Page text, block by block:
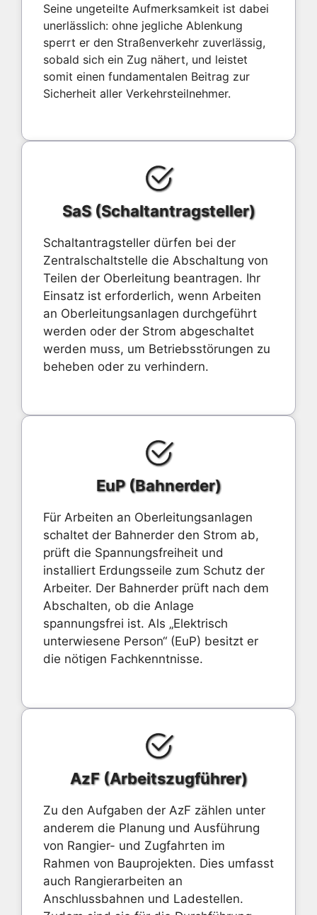
Seine ungeteilte Aufmerksamkeit ist dabei
unerlässlich: ohne jegliche Ablenkung
sperrt er den Straßenverkehr zuverlässig,
sobald sich ein Zug nähert, und leistet
somit einen fundamentalen Beitrag zur
Sicherheit aller Verkehrsteilnehmer.
SaS (Schaltantragsteller)
Schaltantragsteller dürfen bei der
Zentralschaltstelle die Abschaltung von
Teilen der Oberleitung beantragen. Ihr
Einsatz ist erforderlich, wenn Arbeiten
an Oberleitungsanlagen durchgeführt
werden oder der Strom abgeschaltet
werden muss, um Betriebsstörungen zu
beheben oder zu verhindern.
EuP (Bahnerder)
Für Arbeiten an Oberleitungsanlagen
schaltet der Bahnerder den Strom ab,
prüft die Spannungsfreiheit und
installiert Erdungsseile zum Schutz der
Arbeiter. Der Bahnerder prüft nach dem
Abschalten, ob die Anlage
spannungsfrei ist. Als „Elektrisch
unterwiesene Person“ (EuP) besitzt er
die nötigen Fachkenntnisse.
AzF (Arbeitszugführer)
Zu den Aufgaben der AzF zählen unter
anderem die Planung und Ausführung
von Rangier- und Zugfahrten im
Rahmen von Bauprojekten. Dies umfasst
auch Rangierarbeiten an
Anschlussbahnen und Ladestellen.